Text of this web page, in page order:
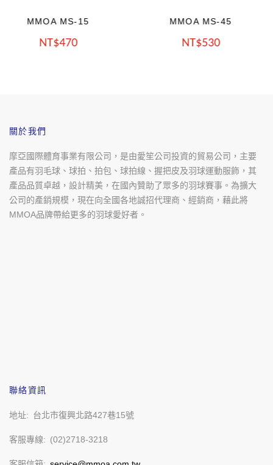
MMOA MS-45
NT 530
MMOA MS-55
NT 600
關於我們
摩亞國際體育事業有限公司，是由愛笙公司投資的貿易公司，主要
產品有羽毛球、球拍、拍包、球拍線、握把皮及羽球運動服飾，其
產品品質卓越，設計精美，在國內贊助了眾多的羽球賽事。為擴大
公司的產銷規模，現在向全國各地誠招代理商、經銷商，藉此將
MMOA品牌帶給更多的羽球愛好者。
聯絡資訊
地址 台北市復興北路427巷15號
客服專線 (02)2718-3218